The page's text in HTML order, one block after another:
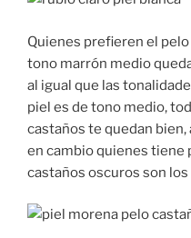
Quienes prefieren el
tono marrón medio
al igual que las
piel es de tono medio,
castaños te quedan
en cambio quienes tiene
castaños oscuros son